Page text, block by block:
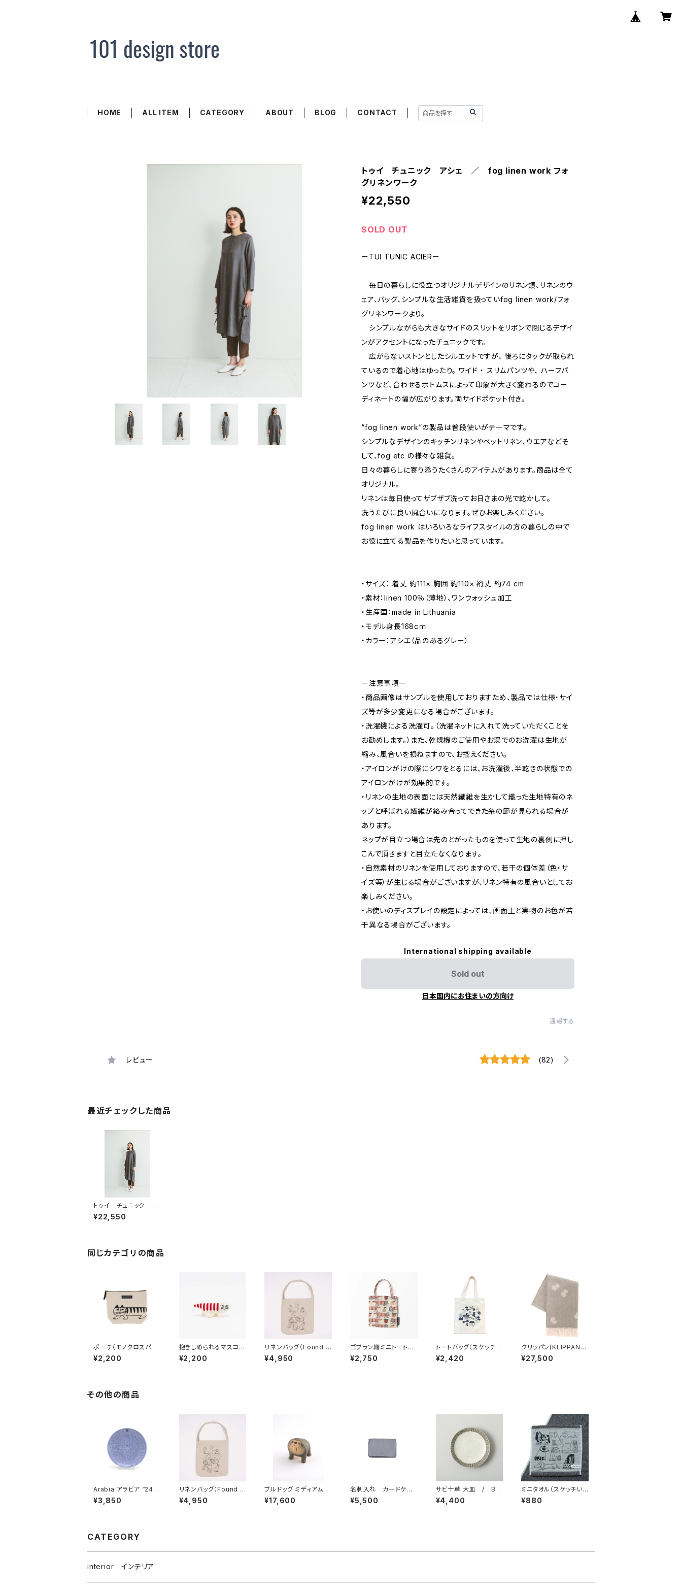
HOME ALL ITEM CATEGORY ABOUT BLOG CONTACT
トゥイ チュニック アシェ ／ fog linen work フォ
グリネンワーク
¥22,550
SOLD OUT
ーTUI TUNIC ACIERー
毎日の暮らしに役立つオリジナルデザインのリネン類、リネンのウ
ェア、バッグ、シンプルな生活雑貨を扱っていfog linen work/フォ
グリネンワークより。
シンプルながらも大きなサイドのスリットをリボンで閉じるデザイ
ンがアクセントになったチュニックです。
広がらないストンとしたシルエットですが、 後ろにタックが取られ
ているので着心地はゆったり。 ワイド ・ スリムパンツや、 ハーフパ
ンツなど、合わせるボトムスによって印象が大きく変わるのでコー
ディネートの幅が広がります。両サイドポケット付き。
“fog linen work”の製品は普段使いがテーマです。
シンプルなデザインのキッチンリネンやベットリネン、ウエアなどそ
して、fog etc の様々な雑貨。
日々の暮らしに寄り添うたくさんのアイテムがあります。商品は全て
オリジナル。
リネンは毎日使ってザブザブ洗ってお日さまの光で乾かして。
洗うたびに良い風合いになります。ぜひお楽しみください。
fog linen work はいろいろなライフスタイルの方の暮らしの中で
お役に立てる製品を作りたいと思っています。
・サイズ： 着丈 約111× 胸囲 約110× 裄丈 約74 cm
・素材：linen 100％（薄地）、ワンウォッシュ加工
・生産国：made in Lithuania
・モデル身長168cｍ
・カラー：アシエ（品のあるグレー）
ー注意事項ー
・商品画像はサンプルを使用しておりますため、製品では仕様・サイ
ズ等が多少変更になる場合がございます。
・洗濯機による洗濯可。（洗濯ネットに入れて洗っていただくことを
お勧めします。）また、乾燥機のご使用やお湯でのお洗濯は生地が
縮み、風合いを損ねますので、お控えください。
・アイロンがけの際にシワをとるには、お洗濯後、半乾きの状態での
アイロンがけが効果的です。
・リネンの生地の表面には天然繊維を生かして織った生地特有のネ
ップと呼ばれる繊維が絡み合ってできた糸の節が見られる場合が
あります。
ネップが目立つ場合は先のとがったものを使って生地の裏側に押し
こんで頂きますと目立たなくなります。
・自然素材のリネンを使用しておりますので、若干の個体差（色・サ
イズ等）が生じる場合がございますが、リネン特有の風合いとしてお
楽しみください。
・お使いのディスプレイの設定によっては、画面上と実物のお色が若
干異なる場合がございます。
International shipping available
Sold out
日本国内にお住まいの方向け
通報する
レビュー (82)
最近チェックした商品
トゥイ チュニック ア
シェ ／ fog linen
work フォグリネンワー
¥22,550
同じカテゴリの商品
ポーチ（モノクロスパイ
キー） / Lisa Larso
n リサ・ラーソン
¥2,200
抱きしめられるマスコッ
ト（マイキー） / Lis
a Larson リサ・ラー
¥2,200
リネンバッグ（Found C
ats Series）／ Lisa
Larson リサ・ラーソン
¥4,950
ゴブラン織ミニトートバ
ッグ（マイキー・フルー
ツ） / Lisa Larson
¥2,750
トートバッグ（スケッチね
こたちLeaves serie
s） / Lisa Larson
¥2,420
クリッパン(KLIPPAN)
ストール CHOUCH
O / mina perhon
¥27,500
その他の商品
Arabia アラビア “24h
Avec アベック” プレー
ト 20cm
¥3,850
リネンバッグ（Found C
ats Series）／ Lisa
Larson リサ・ラーソン
¥4,950
ブルドッグ ミディアム
/ Lisa Larson リサ・
ラーソン
¥17,600
名刺入れ カードケー
ス / hmny
¥5,500
サビ十草 大皿 / BA
RBAR 波佐見焼
¥4,400
ミニタオル（スケッチい
ぬたち・ガーゼ） ／
Lisa Larson リサ・ラー
¥880
CATEGORY
interior インテリア